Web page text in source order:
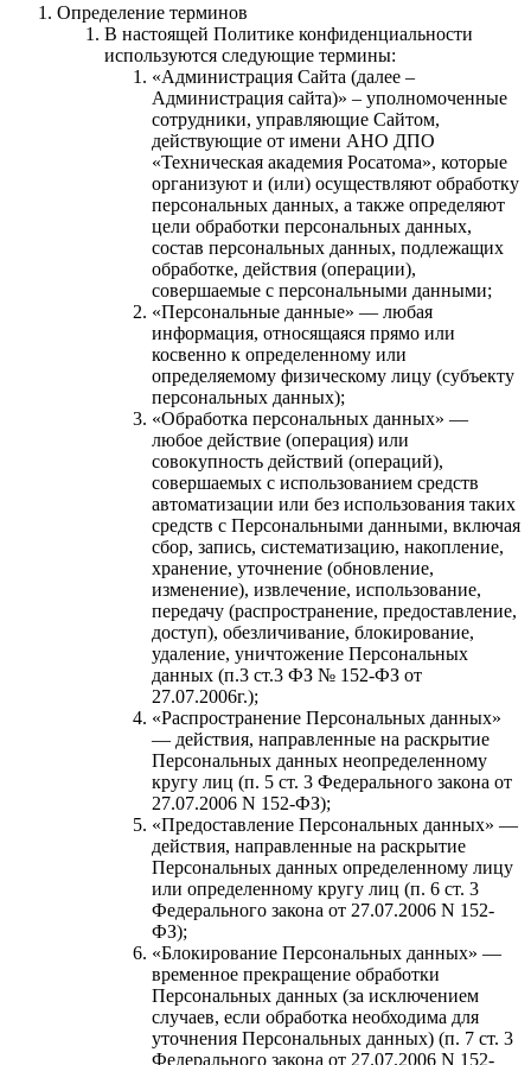
Определение терминов
В настоящей Политике конфиденциальности
используются следующие термины:
«Администрация Сайта (далее –
Администрация сайта)» – уполномоченные
сотрудники, управляющие Сайтом,
действующие от имени АНО ДПО
«Техническая академия Росатома», которые
организуют и (или) осуществляют обработку
персональных данных, а также определяют
цели обработки персональных данных,
состав персональных данных, подлежащих
обработке, действия (операции),
совершаемые с персональными данными;
«Персональные данные» — любая
информация, относящаяся прямо или
косвенно к определенному или
определяемому физическому лицу (субъекту
персональных данных);
«Обработка персональных данных» —
любое действие (операция) или
совокупность действий (операций),
совершаемых с использованием средств
автоматизации или без использования таких
средств с Персональными данными, включая
сбор, запись, систематизацию, накопление,
хранение, уточнение (обновление,
изменение), извлечение, использование,
передачу (распространение, предоставление,
доступ), обезличивание, блокирование,
удаление, уничтожение Персональных
данных (п.3 ст.3 ФЗ № 152-ФЗ от
27.07.2006г.);
«Распространение Персональных данных»
— действия, направленные на раскрытие
Персональных данных неопределенному
кругу лиц (п. 5 ст. 3 Федерального закона от
27.07.2006 N 152-ФЗ);
«Предоставление Персональных данных» —
действия, направленные на раскрытие
Персональных данных определенному лицу
или определенному кругу лиц (п. 6 ст. 3
Федерального закона от 27.07.2006 N 152-
ФЗ);
«Блокирование Персональных данных» —
временное прекращение обработки
Персональных данных (за исключением
случаев, если обработка необходима для
уточнения Персональных данных) (п. 7 ст. 3
Федерального закона от 27.07.2006 N 152-